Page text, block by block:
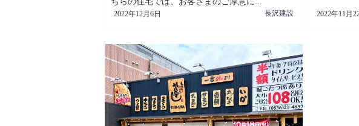
2022年12月6日 長沢建設 2022年11月